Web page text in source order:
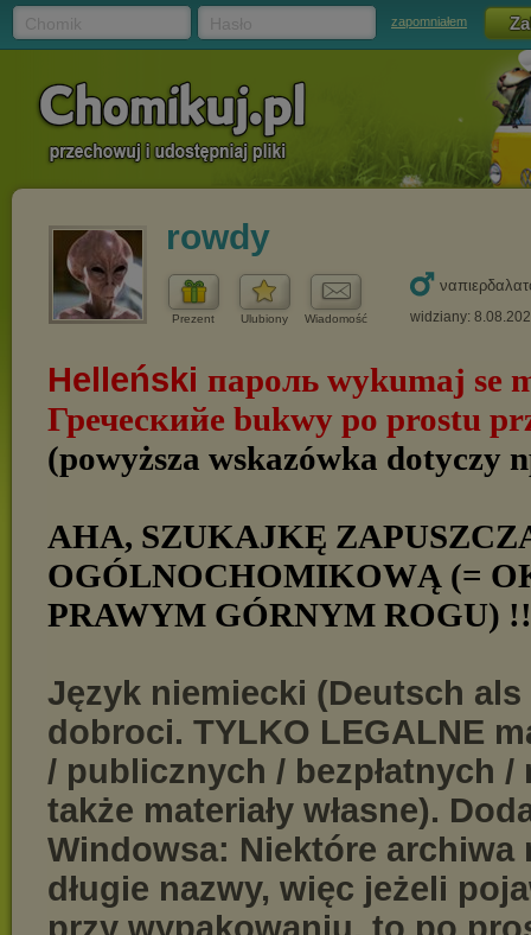
zapomniałem
rowdy
Prezent Ulubiony Wiadomość widziany: